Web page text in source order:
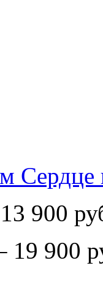
Сердце
900
19 900